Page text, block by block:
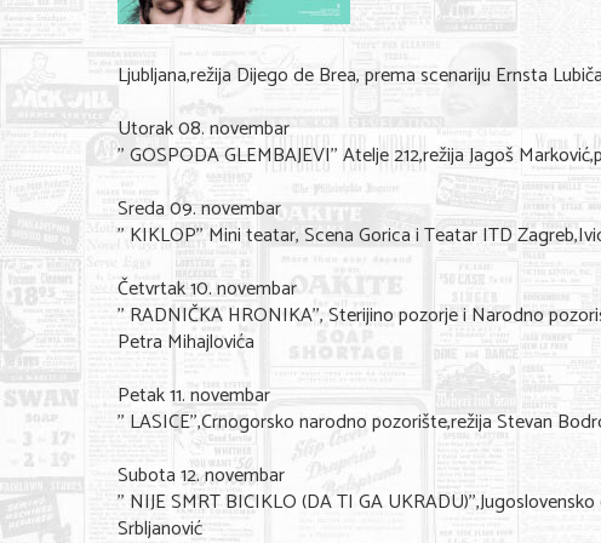
Ljubljana,režija Dijego de Brea, prema scenariju Ernsta Lubiča
Utorak 08. novembar
’’ GOSPODA GLEMBAJEVI’’ Atelje 212,režija Jagoš
Sreda 09. novembar
’’ KIKLOP’’ Mini teatar, Scena Gorica i Teatar ITD
Četvrtak 10. novembar
’’ RADNIČKA HRONIKA’’, Sterijino pozorje i Narodno
Petra Mihajlovića
Petak 11. novembar
’’ LASICE’’,Crnogorsko narodno pozorište,režija Stevan
Subota 12. novembar
’’ NIJE SMRT BICIKLO (DA TI GA
Srbljanović